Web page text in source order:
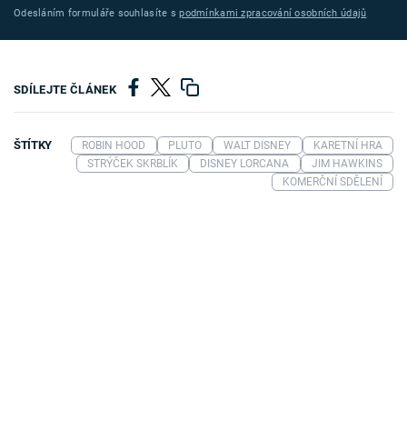
Odesláním formuláře souhlasíte spodmínkami zpracování osobních údajů
SDÍLEJTE ČLÁNEK
ŠTÍTKY ROBIN HOOD PLUTO WALT DISNEY
KARETNÍ HRA
STRÝČEK SKRBLÍK
DISNEY LORCANA
JIM HAWKINS
KOMERČNÍ SDĚLENÍ